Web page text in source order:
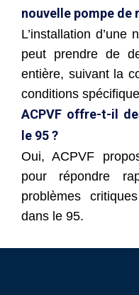
nouvelle pompe de
L’installation
peut prendre de
entière, suivant la
conditions
ACPVF offre-t-il
le 95 ?
Oui, ACPVF
pour répondre
problèmes
dans le 95.